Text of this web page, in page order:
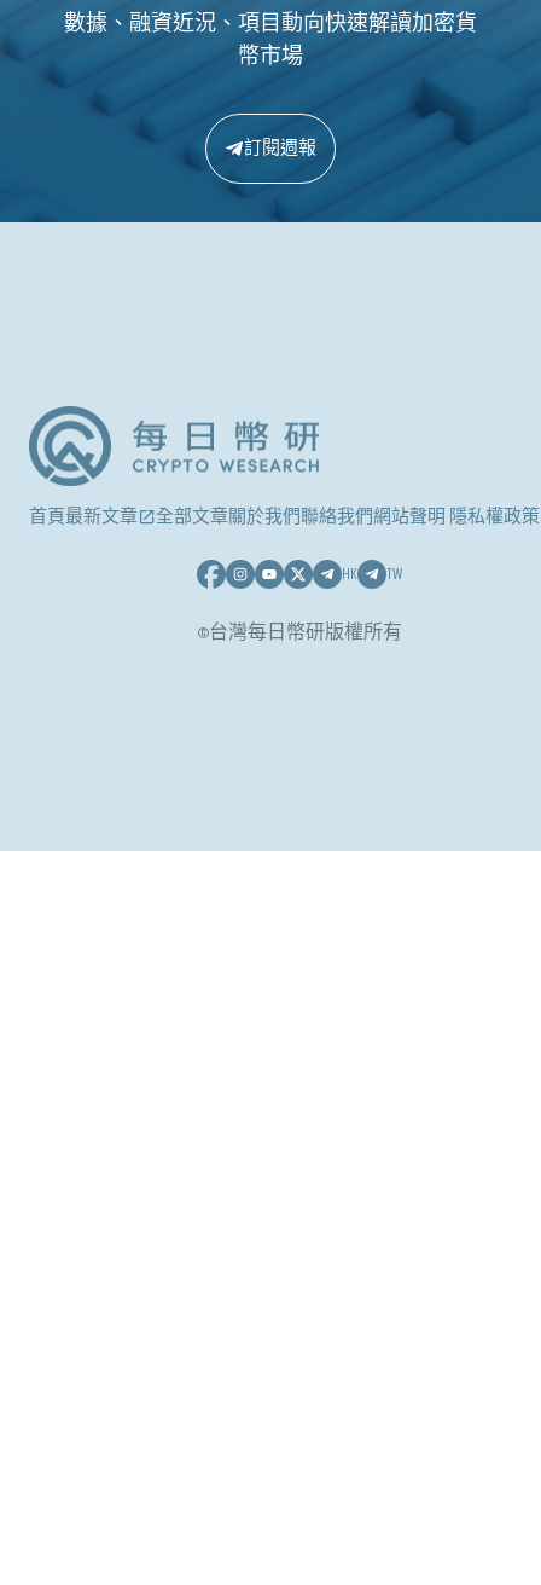
數據、融資近況、項目動向快速解讀加密貨
幣市場
訂閱週報
首頁最新文章 全部文章關於我們聯絡我們網站聲明 隱私權政策
HK TW
©台灣每日幣研版權所有